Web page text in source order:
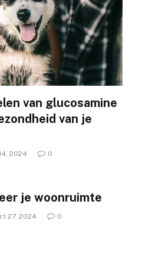
van glucosamine
van je
2024 0
je woonruimte
27, 2024 0